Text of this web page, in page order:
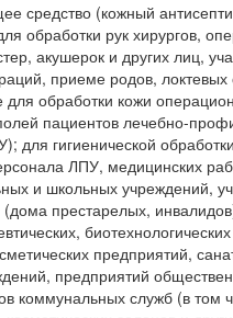
средство (кожный
обработки рук хирургов,
акушерок и других лиц,
приеме родов, локтевых
для обработки кожи
пациентов лечебно-
для гигиенической
ЛПУ, медицинских
и школьных учреждений,
престарелых,
предприятий,
предприятий
коммунальных служб (в том